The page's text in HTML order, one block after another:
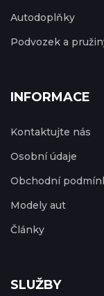
Autodoplňky
Podvozek a
INFORMACE
Kontaktujte nás
Osobní údaje
Obchodní
Modely aut
Články
SLUŽBY